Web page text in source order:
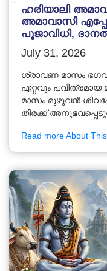
ഹരിയാലി
അമാവാസി
പൂജാവിധി,
July 31, 2026
ശ്രാവണ മാസം
ഏറ്റവും
മാസം മുഴുവൻ
തിരക്ക്
Read more About This